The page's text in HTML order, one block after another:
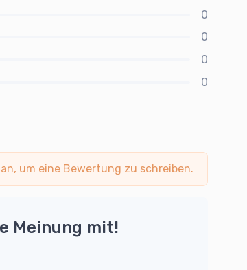
0
0
0
0
um eine Bewertung zu schreiben.
Meinung mit!